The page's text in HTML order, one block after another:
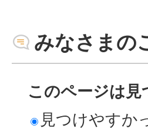
みなさまの
このページは
見つけやすか